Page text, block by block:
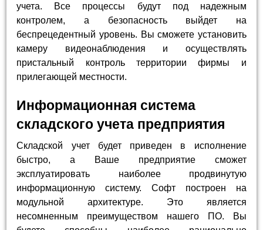
учета. Все процессы будут под надежным
контролем, а безопасность выйдет на
беспрецедентный уровень. Вы сможете установить
камеру видеонаблюдения и осуществлять
пристальный контроль территории фирмы и
прилегающей местности.
Информационная система
складского учета предприятия
Складской учет будет приведен в исполнение
быстро, а Ваше предприятие сможет
эксплуатировать наиболее продвинутую
информационную систему. Софт построен на
модульной архитектуре. Это является
несомненным преимуществом нашего ПО. Вы